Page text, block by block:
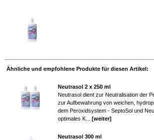
Ähnliche und empfohlene Produkte für diesen Artikel:
Neutrasol 2 x 250 ml
Neutrasol dient zur Neutralisation der
zur Aufbewahrung von weichen,
dem Peroxidsystem - SeptoSol und
optimales K... [weiter]
Neutrasol 300 ml